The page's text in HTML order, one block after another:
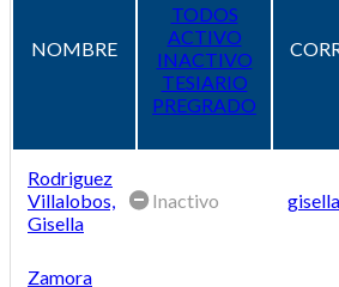
NOMBRE
TODOS
ACTIVO
INACTIVO
TESIARIO
PREGRADO
Rodriguez
Villalobos,
Gisella
Inactivo
Zamora